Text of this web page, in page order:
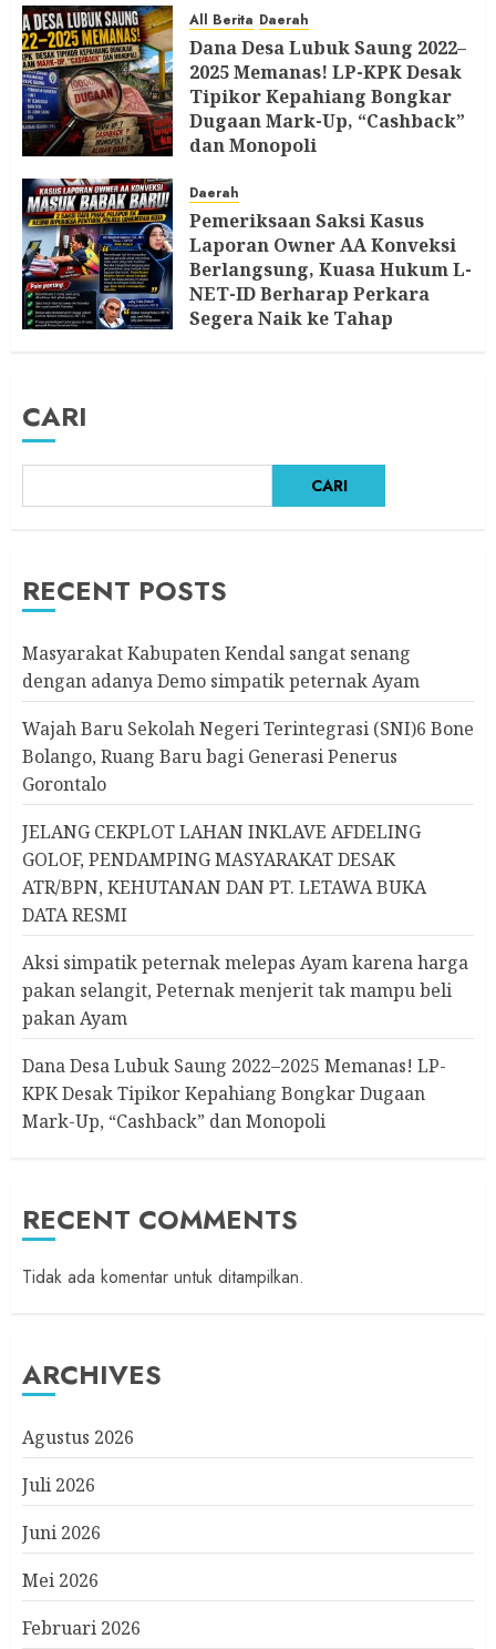
All Berita Daerah
Dana Desa Lubuk Saung 2022–
2025 Memanas! LP-KPK Desak
Tipikor Kepahiang Bongkar
Dugaan Mark-Up, “Cashback”
dan Monopoli
Daerah
Pemeriksaan Saksi Kasus
Laporan Owner AA Konveksi
Berlangsung, Kuasa Hukum L-
NET-ID Berharap Perkara
Segera Naik ke Tahap
CARI
CARI
RECENT POSTS
Masyarakat Kabupaten Kendal sangat senang
dengan adanya Demo simpatik peternak Ayam
Wajah Baru Sekolah Negeri Terintegrasi (SNI)6 Bone
Bolango, Ruang Baru bagi Generasi Penerus
Gorontalo
JELANG CEKPLOT LAHAN INKLAVE AFDELING
GOLOF, PENDAMPING MASYARAKAT DESAK
ATR/BPN, KEHUTANAN DAN PT. LETAWA BUKA
DATA RESMI
Aksi simpatik peternak melepas Ayam karena harga
pakan selangit, Peternak menjerit tak mampu beli
pakan Ayam
Dana Desa Lubuk Saung 2022–2025 Memanas! LP-
KPK Desak Tipikor Kepahiang Bongkar Dugaan
Mark-Up, “Cashback” dan Monopoli
RECENT COMMENTS
Tidak ada komentar untuk ditampilkan.
ARCHIVES
Agustus 2026
Juli 2026
Juni 2026
Mei 2026
Februari 2026